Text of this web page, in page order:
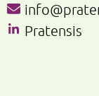
Pratensis